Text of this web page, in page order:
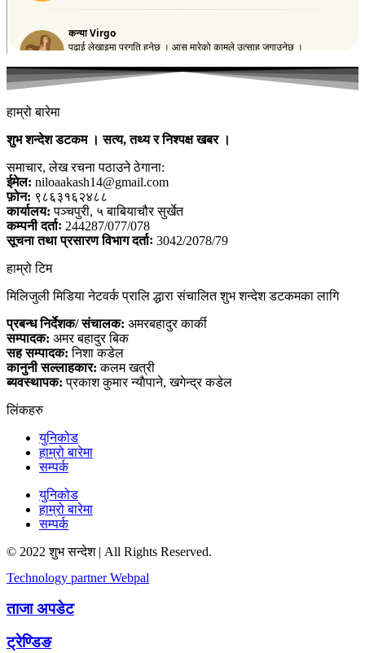
हाम्रो बारेमा
शुभ शन्देश डटकम । सत्य, तथ्य र निश्पक्ष खबर ।
समाचार, लेख रचना पठाउने ठेगाना:
ईमेल: niloaakash14@gmail.com
फ़ोन: ९८६३१६२४८८
कार्यालय: पञ्चपुरी, ५ बाबियाचौर सुर्खेत
कम्पनी दर्ताः 244287/077/078
सूचना तथा प्रसारण विभाग दर्ताः 3042/2078/79
हाम्रो टिम
मिलिजुली मिडिया नेटवर्क प्रालि द्धारा संचालित शुभ शन्देश डटकमका लागि
प्रबन्ध निर्देशक/ संचालक: अमरबहादुर कार्की
सम्पादक: अमर बहादुर बिक
सह सम्पादक: निशा कडेल
कानुनी सल्लाहकार: कलम खत्री
ब्यवस्थापक:प्रकाश कुमार न्याैपाने, खगेन्द्र कडेल
लिंकहरु
युनिकोड
हाम्रो बारेमा
सम्पर्क
युनिकोड
हाम्रो बारेमा
सम्पर्क
© 2022 शुभ सन्देश | All Rights Reserved.
Technology partner Webpal
ताजा अपडेट
ट्रेण्डिङ